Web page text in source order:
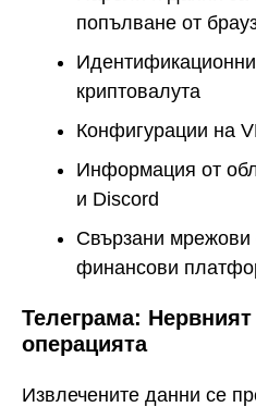
попълване от
криптовалута
Конфигурации на
Информация от
и Discord
Свързани мрежови
финансови
Телеграма:
операцията
Извлечените данни се